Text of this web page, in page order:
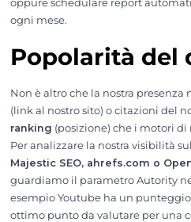
oppure schedulare report
ogni mese.
Popolarità del
Non è altro che la nostra presenza
(link al nostro sito) o citazioni del
ranking (posizione) che i motori di
Per analizzare la nostra visibilità
Majestic SEO, ahrefs.com o
guardiamo il parametro Autority
esempio Youtube ha un punteggio
ottimo punto da valutare per una